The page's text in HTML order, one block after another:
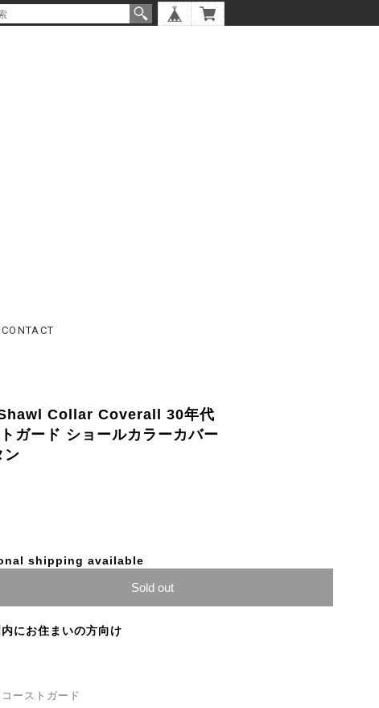
CONTACT
Collar Coverall 30年代
ガード ショールカラーカバー
ン
shipping available
Sold out
内にお住まいの方向け
ーストガード